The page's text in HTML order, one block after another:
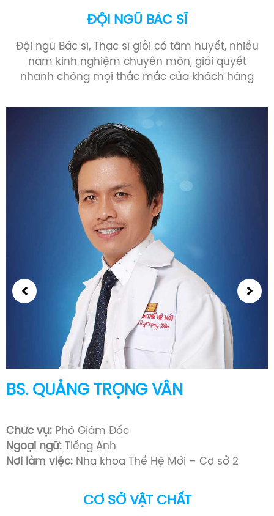
ĐỘI NGŨ BÁC SĨ
năm kinh nghiệm chuyên môn, giải quyết
nhanh chóng mọi thắc mắc của khách hàng
BS. NGUYỄN HUỲNH TRÂN
Bác sĩ Răng Hàm Mặt (1993 -1999)
Ngoại ngữ:Tiếng Anh
Nơi làm việc:Nha khoa Thế Hệ Mới – Cơ sở 2
CƠ SỞ VẬT CHẤT